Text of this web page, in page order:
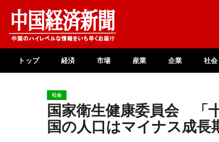
content
トップ 経済 市場 産業 企業 社会
社会
国家衛生健康委員会 「
国の人口はマイナス成長